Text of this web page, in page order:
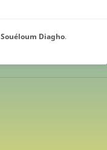
Souéloum Diagho.